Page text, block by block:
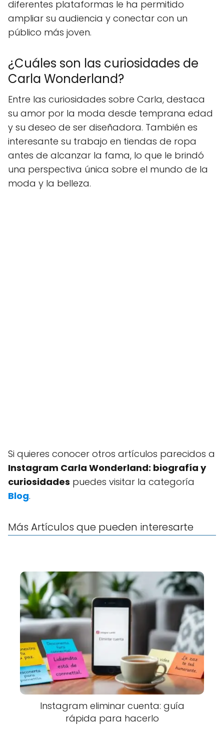
diferentes plataformas le ha permitido
ampliar su audiencia y conectar con un
público más joven.
¿Cuáles son las curiosidades de
Carla Wonderland?
Entre las curiosidades sobre Carla, destaca
su amor por la moda desde temprana edad
y su deseo de ser diseñadora. También es
interesante su trabajo en tiendas de ropa
antes de alcanzar la fama, lo que le brindó
una perspectiva única sobre el mundo de la
moda y la belleza.
Si quieres conocer otros artículos parecidos a
Instagram Carla Wonderland: biografía y
curiosidades puedes visitar la categoría
Blog.
Más Artículos que pueden interesarte
Instagram eliminar cuenta: guía
rápida para hacerlo